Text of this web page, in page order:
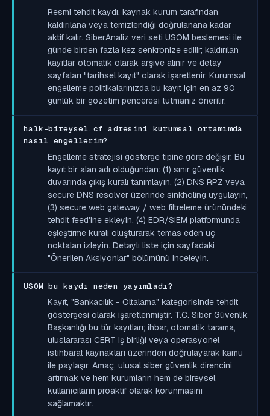
Resmi tehdit kaydı, kaynak kurum tarafından
kaldırılana veya temizlendiği doğrulanana kadar
aktif kalır. SiberAnaliz veri seti USOM beslemesi ile
günde birden fazla kez senkronize edilir; kaldırılan
kayıtlar otomatik olarak arşive alınır ve detay
sayfaları "tarihsel kayıt" olarak işaretlenir. Kurumsal
engelleme politikalarınızda bu kayıt için en az 90
günlük bir gözetim penceresi tutmanız önerilir.
halk-bireysel.cf adresini kurumsal ortamımda
nasıl engellerim?
Engelleme stratejisi gösterge tipine göre değişir. Bu
kayıt bir alan adı olduğundan: (1) sınır güvenlik
duvarında çıkış kuralı tanımlayın, (2) DNS RPZ veya
secure DNS resolver üzerinde sinkholing uygulayın,
(3) secure web gateway / web filtreleme ürünündeki
tehdit feed'ine ekleyin, (4) EDR/SIEM platformunda
eşleştirme kuralı oluşturarak temas eden uç
noktaları izleyin. Detaylı liste için sayfadaki
"Önerilen Aksiyonlar" bölümünü inceleyin.
USOM bu kaydı neden yayımladı?
Kayıt, "Bankacılık - Oltalama" kategorisinde tehdit
göstergesi olarak işaretlenmiştir. T.C. Siber Güvenlik
Başkanlığı bu tür kayıtları; ihbar, otomatik tarama,
uluslararası CERT iş birliği veya operasyonel
istihbarat kaynakları üzerinden doğrulayarak kamu
ile paylaşır. Amaç, ulusal siber güvenlik direncini
artırmak ve hem kurumların hem de bireysel
kullanıcıların proaktif olarak korunmasını
sağlamaktır.